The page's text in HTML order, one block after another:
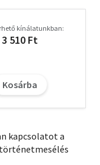
kínálatunkban:
3 510 Ft
Kosárba
kapcsolatot a